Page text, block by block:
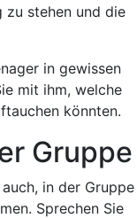
zu stehen und die
in gewissen
mit ihm, welche
könnten.
Gruppe
in der Gruppe
Sprechen Sie